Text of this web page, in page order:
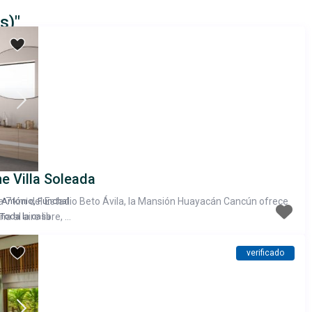
Villa Soleada
7 km del Estadio Beto Ávila, la Mansión Huayacán Cancún ofrece
al aire libre, ...
,Funchal
Toda la casa
verificado